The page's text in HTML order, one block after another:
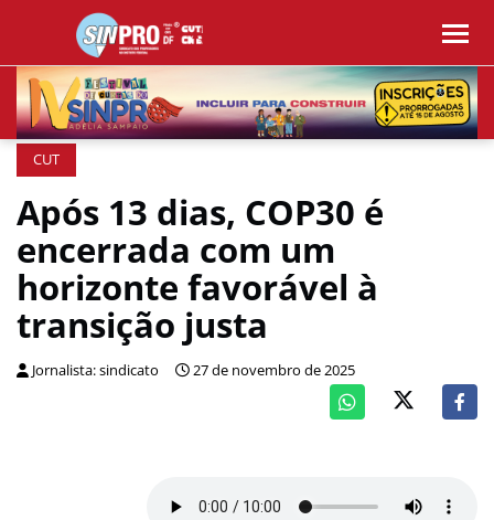
CUT
Após 13 dias, COP30 é
encerrada com um
horizonte favorável à
transição justa
Jornalista: sindicato 27 de novembro de 2025